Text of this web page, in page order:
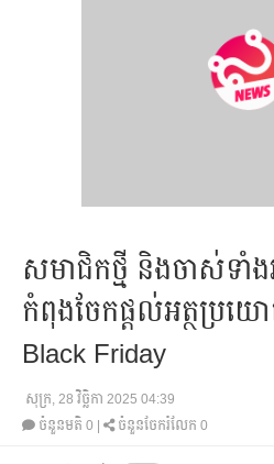
សមាជិកថ្មី និងចាស់ទាំ
កំពុងចែកផ្តល់អត្ថប្រ
Black Friday
សុក្រ, 28 វិច្ឆិកា 2025 04:39
ចំនួនមតិ 0 ចំនួនចែករំលែក 0